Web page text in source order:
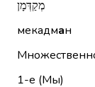
מְקַדְּמָן
мекадман
1-е (Мы)